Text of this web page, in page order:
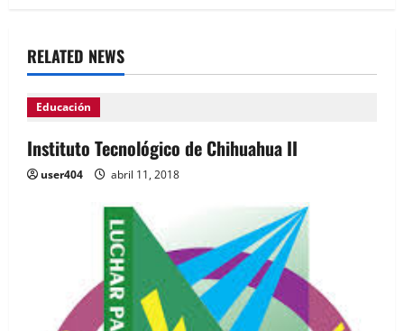
RELATED NEWS
Educación
Instituto Tecnológico de Chihuahua II
user404 abril 11, 2018